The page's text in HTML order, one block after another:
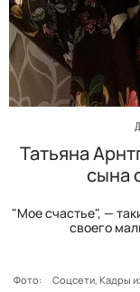
Татьяна
сына
"Мое счастье", —
своего
Фото: Соцсети, Кадры